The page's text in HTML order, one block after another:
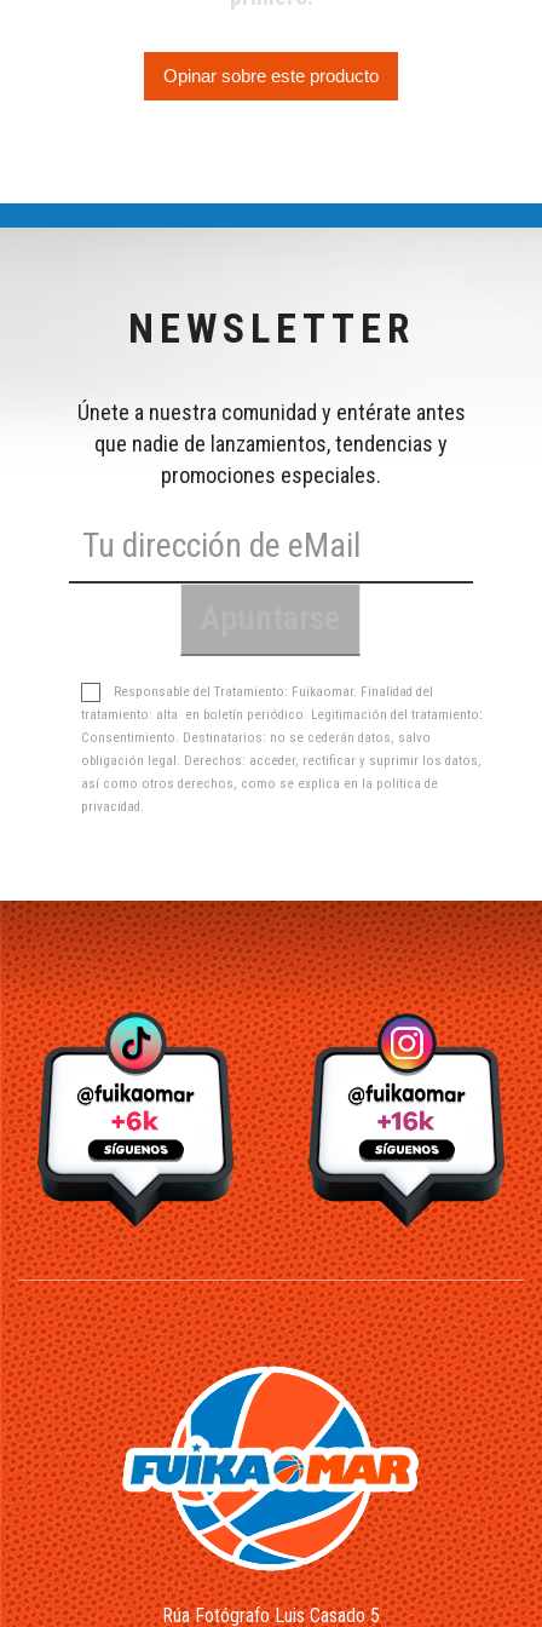
Opinar sobre este producto
NEWSLETTER
Únete a nuestra comunidad y entérate antes
que nadie de lanzamientos, tendencias y
promociones especiales.
Responsable del Tratamiento: Fuikaomar. Finalidad del
tratamiento: alta en boletín periódico. Legitimación del tratamiento:
Consentimiento. Destinatarios: no se cederán datos, salvo
obligación legal. Derechos: acceder, rectificar y suprimir los datos,
así como otros derechos, como se explica en la política de
privacidad.
Rúa Fotógrafo Luis Casado 5